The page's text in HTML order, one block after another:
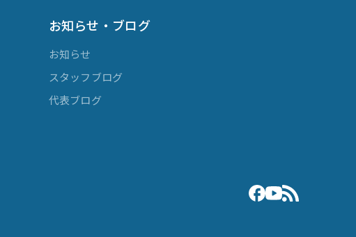
お知らせ・ブログ
お知らせ
スタッフブログ
代表ブログ